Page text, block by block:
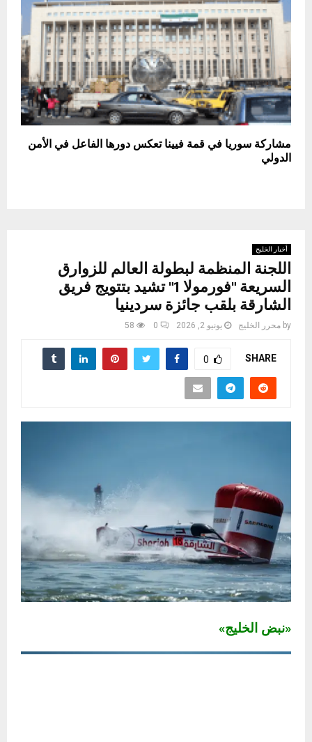
مشاركة سوريا في قمة فيينا تعكس دورها الفاعل في الأمن
الدولي
أخبار الخليج
اللجنة المنظمة لبطولة العالم للزوارق
السريعة "فورمولا 1" تشيد بتتويج فريق
الشارقة بلقب جائزة سردينيا
by محرر الخليج يونيو 2, 2026 0
58
SHARE
0
«نبض الخليج»